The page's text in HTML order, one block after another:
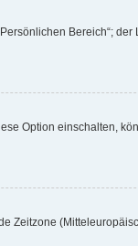
Bereich“;
Option einschalten,
Zeitzone